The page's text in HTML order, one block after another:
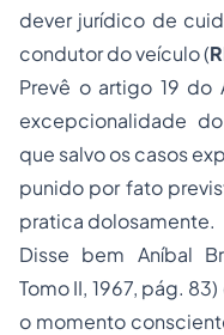
dever jurídico de
condutor do veículo (
Prevê o artigo 19
excepcionalidade
que salvo os casos
punido por fato
pratica dolosamente.
Disse bem Aníbal
Tomo II, 1967, pág.
o momento